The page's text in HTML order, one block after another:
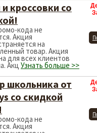
кроссовки со
кода не
Акция
на
товар. Акция
для всех клиентов
Акц Узнать больше >>
школьника от
со скидкой
кода не
Акция